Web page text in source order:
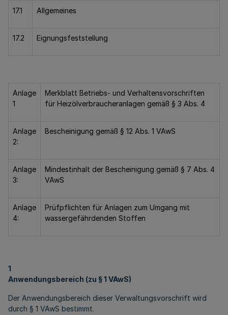
17.1 Allgemeines
17.2 Eignungsfeststellung
Anlage
1
Merkblatt Betriebs- und Verhaltensvorschriften
für Heizölverbraucheranlagen gemäß § 3 Abs. 4
Anlage
2:
Bescheinigung gemäß § 12 Abs. 1 VAwS
Anlage
3:
Mindestinhalt der Bescheinigung gemäß § 7 Abs. 4
VAwS
Anlage
4:
Prüfpflichten für Anlagen zum Umgang mit
wassergefährdenden Stoffen
1
Anwendungsbereich (zu § 1 VAwS)
Der Anwendungsbereich dieser Verwaltungsvorschrift wird
durch § 1 VAwS bestimmt.